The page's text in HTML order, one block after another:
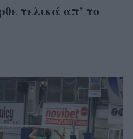
τελικά απ’ το